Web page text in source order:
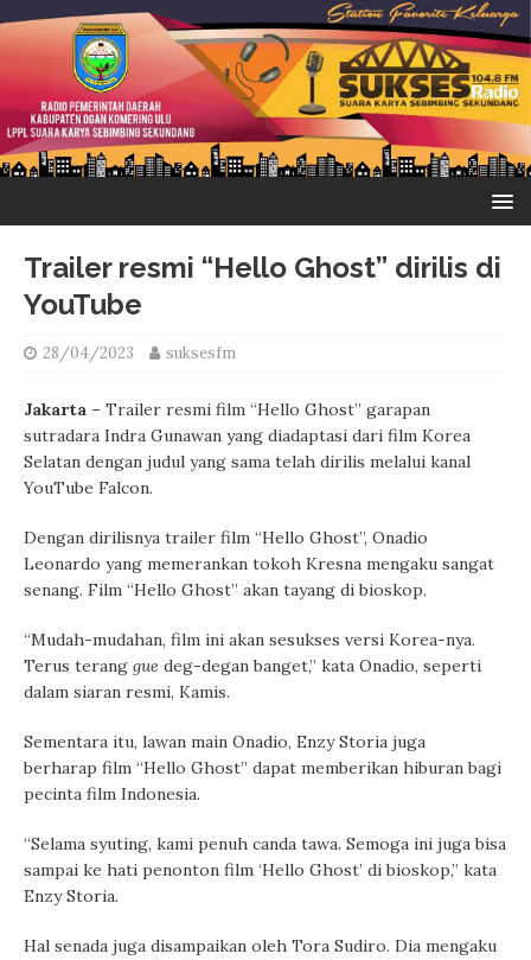
Trailer resmi “Hello Ghost” dirilis di
YouTube
28/04/2023 suksesfm
Jakarta – Trailer resmi film “Hello Ghost” garapan
sutradara Indra Gunawan yang diadaptasi dari film Korea
Selatan dengan judul yang sama telah dirilis melalui kanal
YouTube Falcon.
Dengan dirilisnya trailer film “Hello Ghost”, Onadio
Leonardo yang memerankan tokoh Kresna mengaku sangat
senang. Film “Hello Ghost” akan tayang di bioskop.
“Mudah-mudahan, film ini akan sesukses versi Korea-nya.
Terus terang gue deg-degan banget,” kata Onadio, seperti
dalam siaran resmi, Kamis.
Sementara itu, lawan main Onadio, Enzy Storia juga
berharap film “Hello Ghost” dapat memberikan hiburan bagi
pecinta film Indonesia.
“Selama syuting, kami penuh canda tawa. Semoga ini juga bisa
sampai ke hati penonton film ‘Hello Ghost’ di bioskop,” kata
Enzy Storia.
Hal senada juga disampaikan oleh Tora Sudiro. Dia mengaku